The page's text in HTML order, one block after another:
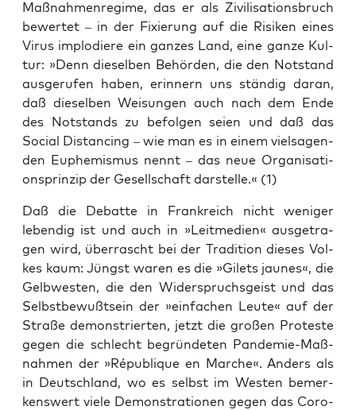
Maßnahmen­regime, das er als Zivi­li­sa­ti­ons­bruch
bewer­tet – in der Fixie­rung auf die Risi­ken eines
Virus implo­die­re ein gan­zes Land, eine gan­ze Kul­
tur: »Denn die­sel­ben Behör­den, die den Not­stand
aus­ge­ru­fen haben, erin­nern uns stän­dig dar­an,
daß die­sel­ben Wei­sun­gen auch nach dem Ende
des Not­stands zu befol­gen sei­en und daß das
Social Distancing – wie man es in einem viel­sa­gen­
den Euphe­mis­mus nennt – das neue Orga­ni­sa­ti­
ons­prin­zip der Gesell­schaft dar­stel­le.« (1)
Daß die Debat­te in Frank­reich nicht weni­ger
leben­dig ist und auch in »Leit­me­di­en« aus­ge­tra­
gen wird, über­rascht bei der Tra­di­ti­on die­ses Vol­
kes kaum: Jüngst waren es die »Gilets jau­nes«, die
Gelb­wes­ten, die den Wider­spruchs­geist und das
Selbst­be­wußt­sein der »ein­fa­chen Leu­te« auf der
Stra­ße demons­trier­ten, jetzt die gro­ßen Pro­tes­te
gegen die schlecht begrün­de­ten Pan­de­mie-Maß­
nah­men der »Répu­bli­que en Mar­che«. Anders als
in Deutsch­land, wo es selbst im Wes­ten bemer­
kens­wert vie­le Demons­tra­tio­nen gegen das Coro­